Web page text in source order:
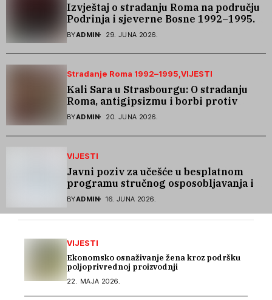
Izvještaj o stradanju Roma na području
Podrinja i sjeverne Bosne 1992–1995.
godine
BYADMIN 29. JUNA 2026.
Stradanje Roma 1992–1995 VIJESTI
Kali Sara u Strasbourgu: O stradanju
Roma, antigipsizmu i borbi protiv
govora mržnje
BYADMIN 20. JUNA 2026.
VIJESTI
Javni poziv za učešće u besplatnom
programu stručnog osposobljavanja i
podrške pri zapošljavanju
BYADMIN 16. JUNA 2026.
VIJESTI
Ekonomsko osnaživanje žena kroz podršku
poljoprivrednoj proizvodnji
22. MAJA 2026.